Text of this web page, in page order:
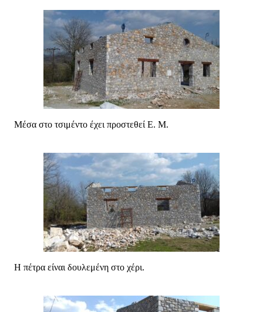
Μέσα στο τσιμέντο έχει προστεθεί Ε. Μ.
Η πέτρα είναι δουλεμένη στο χέρι.